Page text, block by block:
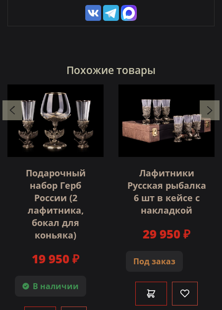
Похожие товары
Подарочный
набор Герб
России (2
лафитника,
бокал для
коньяка)
В наличии
19 950 ₽
Лафитники
Русская рыбалка
6 шт в кейсе с
накладкой
Под заказ
29 950 ₽